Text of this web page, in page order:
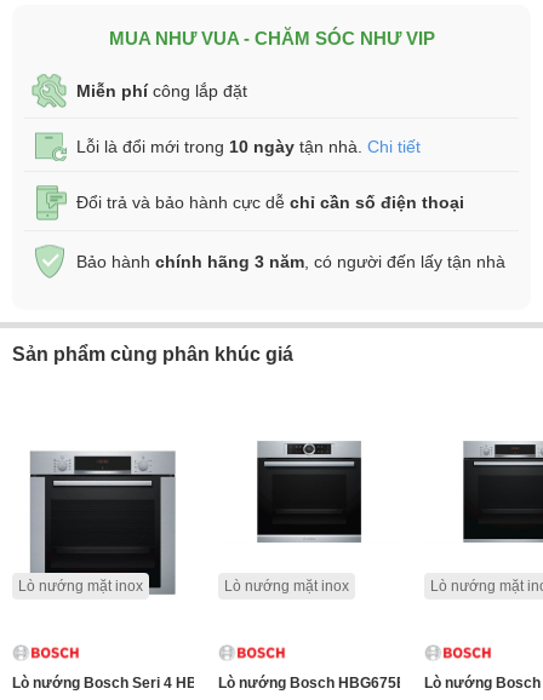
MUA NHƯ VUA - CHĂM SÓC NHƯ VIP
Miễn phícông lắp đặt
Lỗi là đổi mới trong 10 ngày tận nhà. Chi tiết
Đổi trả và bảo hành cực dễ chỉ cần số điện thoại
Bảo hành chính hãng 3 năm , có người đến lấy tận nhà
Sản phẩm cùng phân khúc giá
Lò nướng mặt inox
Lò nướng Bosch Seri 4 HBA3140S0 71 Lít Nướng 3D
Lò nướng mặt inox
Lò nướng Bosch HBG675BS1
Lò nướng mặt
Lò nướng